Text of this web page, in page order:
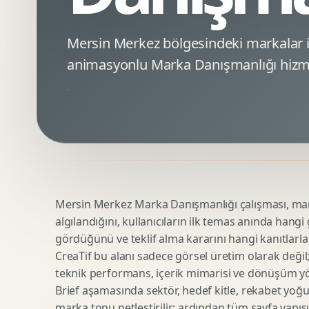
Minimal Logo Tasarimi
Amblem Tasarimi
Logo Revizyonu
Tipografik Logo Tasarimi
Startup Logo Tasarimi
Google Ads Reklam Tasarimi
Meta Ads Reklam Tasarimi
Kampanya Stratejisi
Performans Reklam Kreatifleri
SEO Denetimi
E Ticaret SEO
Urun Gorsellestirme
3D Reklam Gorseli
Cgi Kampanya Gorseli
Motion 3D
3D Karakter Tasarimi
Mersin Merkez bölgesindeki markalar
animasyonlu Marka Danışmanlığı
Mersin Merkez Marka Danışmanlığı çalışması,
algılandığını, kullanıcıların ilk temas anında
gördüğünü ve teklif alma kararını hangi
CreaTif bu alanı sadece görsel üretim olarak
teknik performans, içerik mimarisi ve dönüşüm
Brief aşamasında sektör, hedef kitle, rekabet